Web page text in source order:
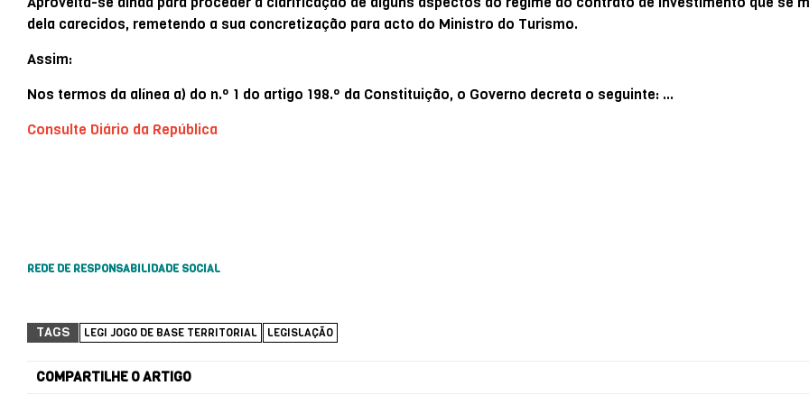
dela carecidos, remetendo a sua concretização para acto do Ministro do Turismo.
Assim:
Nos termos da alínea a) do n.º 1 do artigo 198.º da Constituição, o Governo decreta o seguinte: …
Consulte Diário da República
REDE DE RESPONSABILIDADE SOCIAL
TAGS LEGI JOGO DE BASE TERRITORIAL LEGISLAÇÃO
COMPARTILHE O ARTIGO